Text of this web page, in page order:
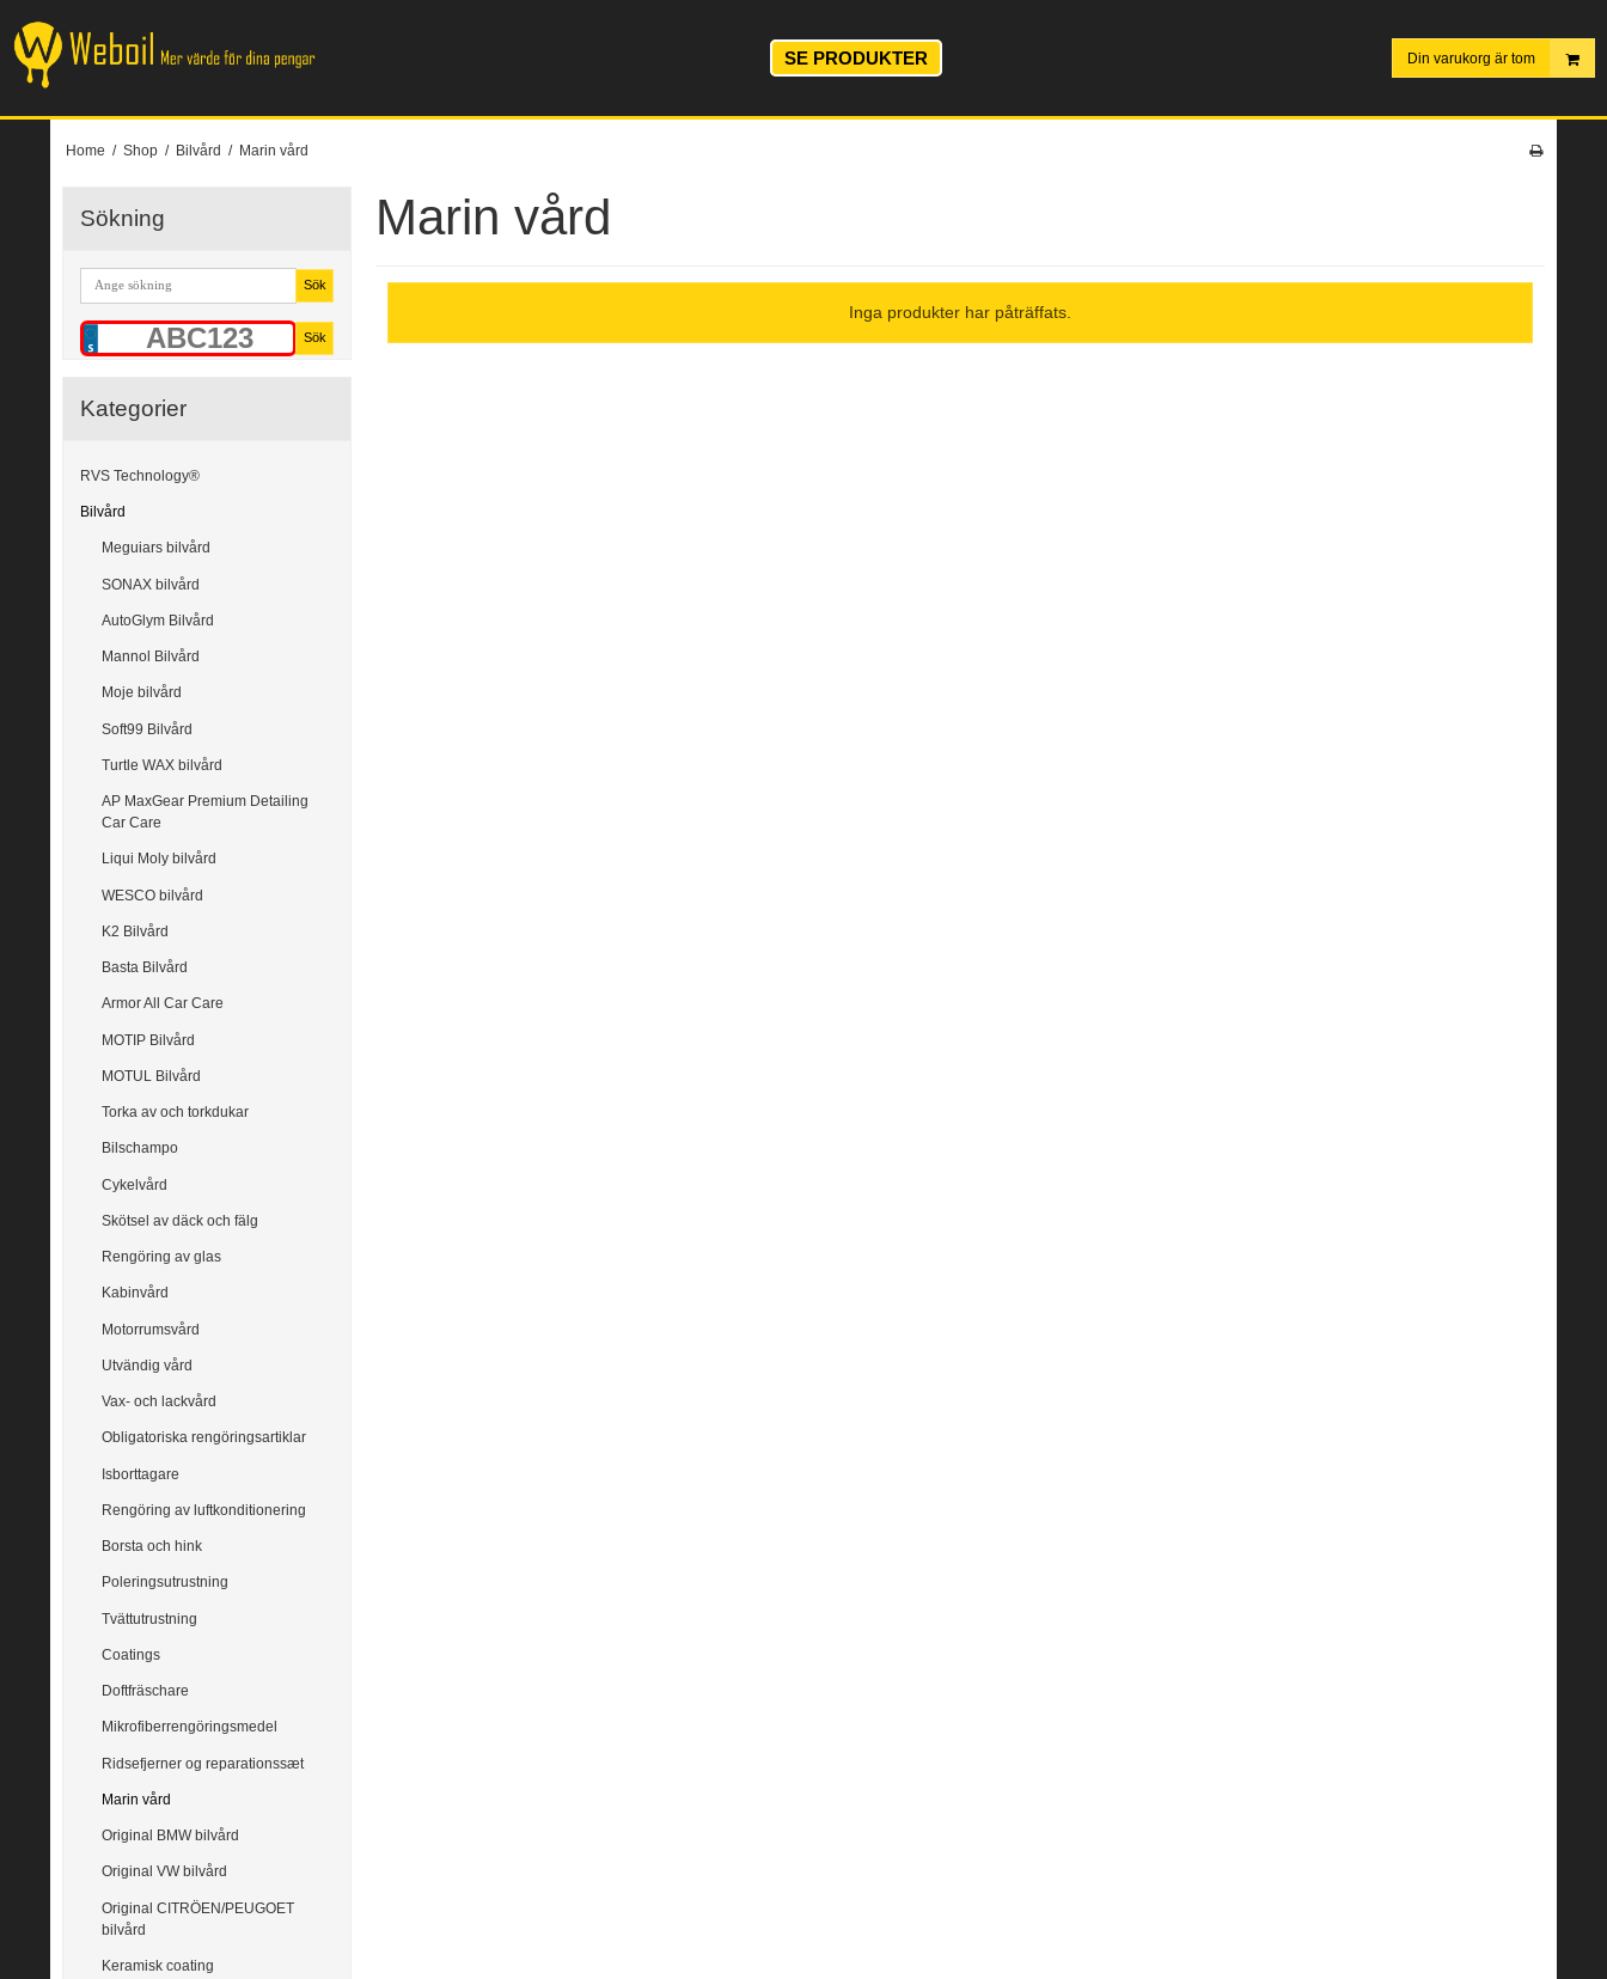
SE PRODUKTER Din varukorg är tom
Home / Shop / Bilvård / Marin vård
Sökning
Sök
Sök
Kategorier
RVS Technology®
Bilvård
Meguiars bilvård
SONAX bilvård
AutoGlym Bilvård
Mannol Bilvård
Moje bilvård
Soft99 Bilvård
Turtle WAX bilvård
AP MaxGear Premium Detailing
Car Care
Liqui Moly bilvård
WESCO bilvård
K2 Bilvård
Basta Bilvård
Armor All Car Care
MOTIP Bilvård
MOTUL Bilvård
Torka av och torkdukar
Bilschampo
Cykelvård
Skötsel av däck och fälg
Rengöring av glas
Kabinvård
Motorrumsvård
Utvändig vård
Vax- och lackvård
Obligatoriska rengöringsartiklar
Isborttagare
Rengöring av luftkonditionering
Borsta och hink
Poleringsutrustning
Tvättutrustning
Coatings
Doftfräschare
Mikrofiberrengöringsmedel
Ridsefjerner og reparationssæt
Marin vård
Original BMW bilvård
Original VW bilvård
Original CITRÖEN/PEUGOET
bilvård
Keramisk coating
Marin vård
Inga produkter har påträffats.